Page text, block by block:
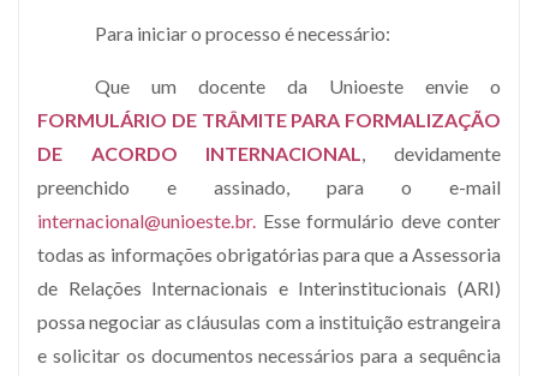
Para iniciar o processo é necessário:
Que um docente da Unioeste envie o
FORMULÁRIO DE TRÂMITE PARA FORMALIZAÇÃO
DE ACORDO INTERNACIONAL, devidamente
preenchido e assinado, para o e-mail
internacional@unioeste.br. Esse formulário deve conter
todas as informações obrigatórias para que a Assessoria
de Relações Internacionais e Interinstitucionais (ARI)
possa negociar as cláusulas com a instituição estrangeira
e solicitar os documentos necessários para a sequência